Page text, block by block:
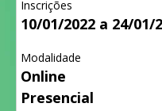
Inscrições
10/01/2022 a 24/01/
Modalidade
Online
Presencial